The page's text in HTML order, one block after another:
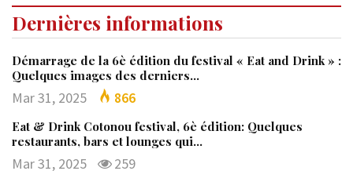
Dernières informations
Démarrage de la 6è édition du festival « Eat and Drink » :
Quelques images des derniers…
Mar 31, 2025 866
Eat & Drink Cotonou festival, 6è édition: Quelques
restaurants, bars et lounges qui…
Mar 31, 2025 259